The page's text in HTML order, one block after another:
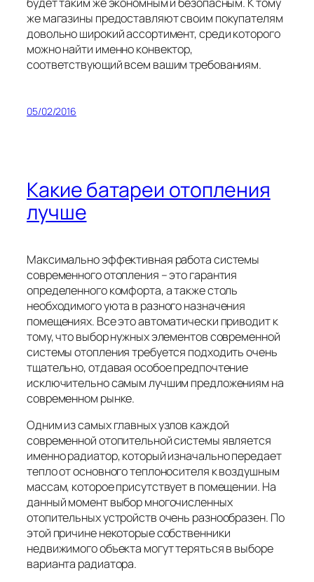
же магазины предоставляют своим покупателям
довольно широкий ассортимент, среди которого
можно найти именно конвектор,
соответствующий всем вашим требованиям.
05/02/2016
Какие батареи отопления
лучше
Максимально эффективная работа системы
современного отопления – это гарантия
определенного комфорта, а также столь
необходимого уюта в разного назначения
помещениях. Все это автоматически приводит к
тому, что выбор нужных элементов современной
системы отопления требуется подходить очень
тщательно, отдавая особое предпочтение
исключительно самым лучшим предложениям на
современном рынке.
Одним из самых главных узлов каждой
современной отопительной системы является
именно радиатор, который изначально передает
тепло от основного теплоносителя к воздушным
массам, которое присутствует в помещении. На
данный момент выбор многочисленных
отопительных устройств очень разнообразен. По
этой причине некоторые собственники
недвижимого объекта могут теряться в выборе
варианта радиатора.